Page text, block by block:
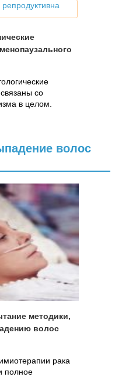
репродуктивна
со
в целом.
волос
методики,
волос
рака
полное